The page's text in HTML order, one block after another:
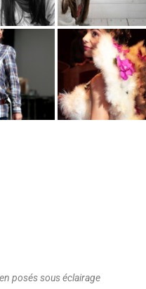
posés sous éclairage